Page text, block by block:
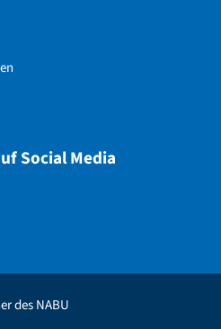
Social Media
des NABU